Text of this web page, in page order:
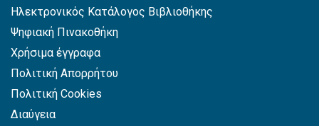
Ηλεκτρονικός Κατάλογος Βιβλιοθήκης
Ψηφιακή Πινακοθήκη
Χρήσιμα έγγραφα
Πολιτική Απορρήτου
Πολιτική Cookies
Διαύγεια